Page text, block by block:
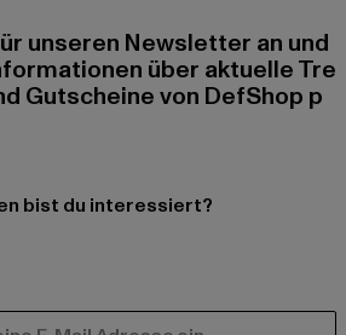
unseren Newsletter an und
über aktuelle Tre
Gutscheine von DefShop p
bist du interessiert?